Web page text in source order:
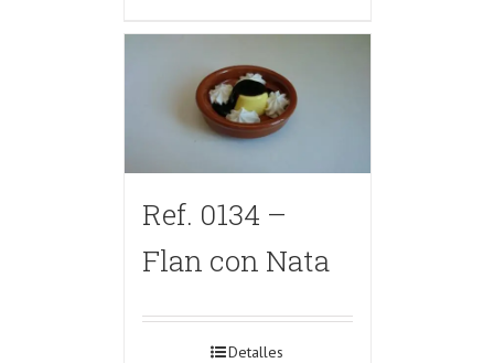
Ref. 0134 –
Flan con Nata
Detalles